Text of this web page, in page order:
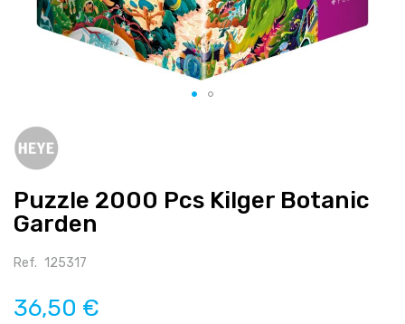
Puzzle 2000 Pcs Kilger Botanic
Garden
Ref. 125317
36,50 €
para
o
da
galeria
de
imagens